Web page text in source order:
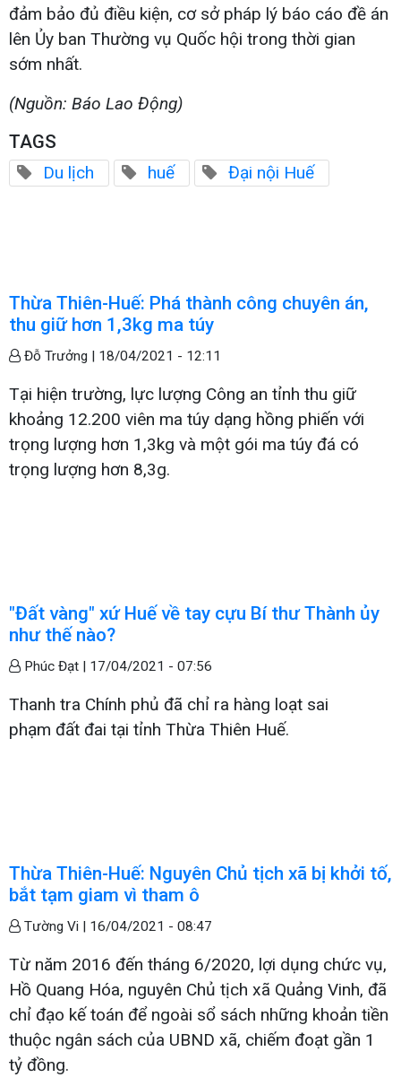
đảm bảo đủ điều kiện, cơ sở pháp lý báo cáo đề án
lên Ủy ban Thường vụ Quốc hội trong thời gian
sớm nhất.
(Nguồn: Báo Lao Động)
TAGS
Du lịch huế Đại nội Huế
Thừa Thiên-Huế: Phá thành công chuyên án,
thu giữ hơn 1,3kg ma túy
Đỗ Trưởng | 18/04/2021 - 12:11
Tại hiện trường, lực lượng Công an tỉnh thu giữ
khoảng 12.200 viên ma túy dạng hồng phiến với
trọng lượng hơn 1,3kg và một gói ma túy đá có
trọng lượng hơn 8,3g.
"Đất vàng" xứ Huế về tay cựu Bí thư Thành ủy
như thế nào?
Phúc Đạt | 17/04/2021 - 07:56
Thanh tra Chính phủ đã chỉ ra hàng loạt sai
phạm đất đai tại tỉnh Thừa Thiên Huế.
Thừa Thiên-Huế: Nguyên Chủ tịch xã bị khởi tố,
bắt tạm giam vì tham ô
Tường Vi | 16/04/2021 - 08:47
Từ năm 2016 đến tháng 6/2020, lợi dụng chức vụ,
Hồ Quang Hóa, nguyên Chủ tịch xã Quảng Vinh, đã
chỉ đạo kế toán để ngoài sổ sách những khoản tiền
thuộc ngân sách của UBND xã, chiếm đoạt gần 1
tỷ đồng.